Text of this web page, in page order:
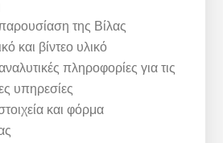
της Βίλας
και βίντεο υλικό
πληροφορίες για τις
υπηρεσίες
και φόρμα